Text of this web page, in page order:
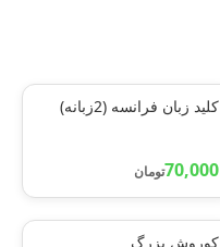
کلید زبان فرانسه (2زبانه)
70,000تومان
کوروش بزرگ